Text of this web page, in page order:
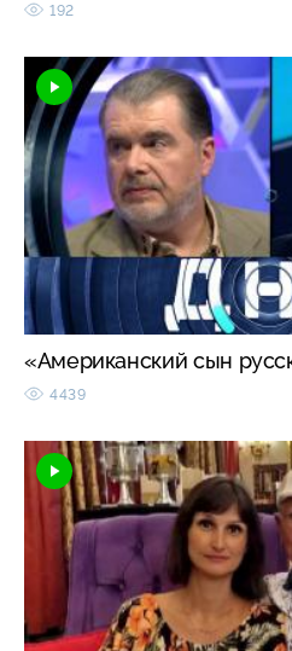
192
«Американский сын
4439